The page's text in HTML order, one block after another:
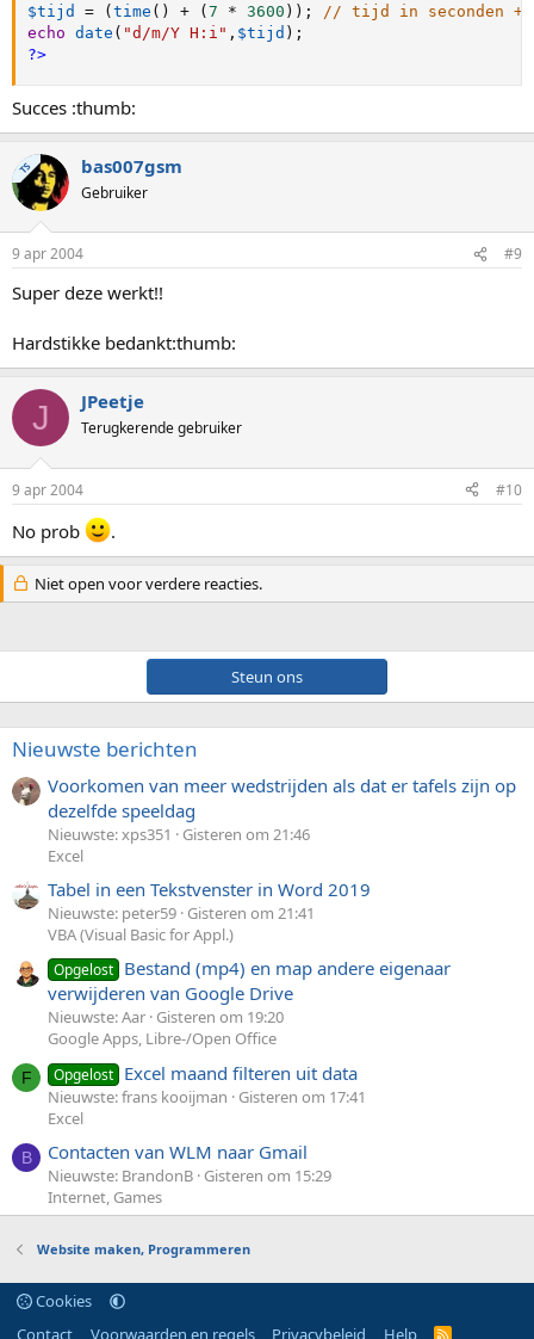
$tijd
= ( time ( ) + ( 7 * 3600 ) ) ;
// tijd in seconden +
echo date ( "d/m/Y H:i" , $tijd ) ;
?>
Succes :thumb:
TS bas007gsm
Gebruiker
9 apr 2004 #9
Super deze werkt!!
Hardstikke bedankt:thumb:
J JPeetje
Terugkerende gebruiker
9 apr 2004 #10
No prob .
Niet open voor verdere reacties.
Steun ons
Nieuwste berichten
Voorkomen van meer wedstrijden als dat er tafels zijn op
dezelfde speeldag
Nieuwste: xps351
Gisteren om 21:46
Excel
Tabel in een Tekstvenster in Word 2019
Nieuwste: peter59 Gisteren om 21:41
VBA (Visual Basic for Appl.)
Opgelost Bestand (mp4) en map andere eigenaar
verwijderen van Google Drive
Nieuwste: Aar Gisteren om 19:20
Google Apps, Libre-/Open Office
F Opgelost Excel maand filteren uit data
Nieuwste: frans kooijman
Gisteren om 17:41
Excel
B Contacten van WLM naar Gmail
Nieuwste: BrandonB Gisteren om 15:29
Internet, Games
Website maken, Programmeren
Cookies
Contact
Voorwaarden en regels Privacybeleid Help R